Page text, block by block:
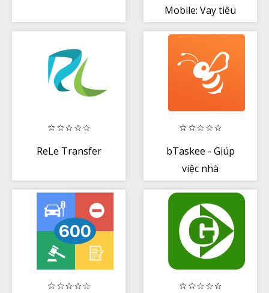
Mobile: Vay tiêu
ReLe Transfer
bTaskee - Giúp
việc nhà